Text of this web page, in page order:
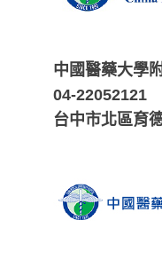
中國醫藥大學
04-22052121
台中市北區育